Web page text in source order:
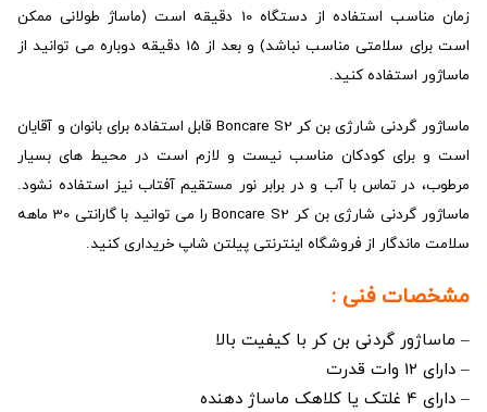
زمان مناسب استفاده از دستگاه 10 دقیقه است (ماساژ طولانی ممکن
است برای سلامتی مناسب نباشد) و بعد از 15 دقیقه دوباره می توانید از
ماساژور استفاده کنید.
ماساژور گردنی شارژی بن کر Boncare S2 قابل استفاده برای بانوان و آقایان
است و برای کودکان مناسب نیست و لازم است در محیط های بسیار
مرطوب، در تماس با آب و در برابر نور مستقیم آفتاب نیز استفاده نشود.
ماساژور گردنی شارژی بن کر Boncare S2 را می توانید با گارانتی 30 ماهه
سلامت ماندگار از فروشگاه اینترنتی پیلتن شاپ خریداری کنید.
مشخصات فنی :
– ماساژور گردنی بن کر با کیفیت بالا
– دارای 12 وات قدرت
– دارای 4 غلتک یا کلاهک ماساژ دهنده